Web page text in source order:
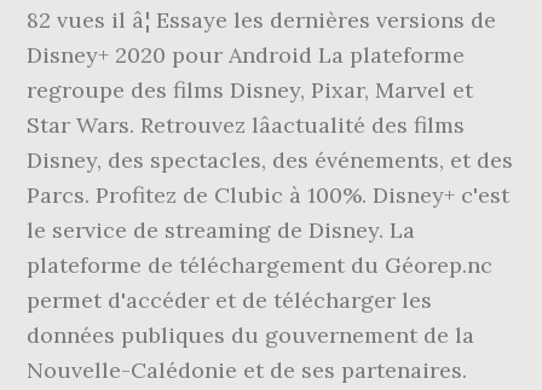
82 vues il â¦ Essaye les dernières versions de
Disney+ 2020 pour Android La plateforme
regroupe des films Disney, Pixar, Marvel et
Star Wars. Retrouvez lâactualité des films
Disney, des spectacles, des événements, et des
Parcs. Profitez de Clubic à 100%. Disney+ c'est
le service de streaming de Disney. La
plateforme de téléchargement du Géorep.nc
permet d'accéder et de télécharger les
données publiques du gouvernement de la
Nouvelle-Calédonie et de ses partenaires.